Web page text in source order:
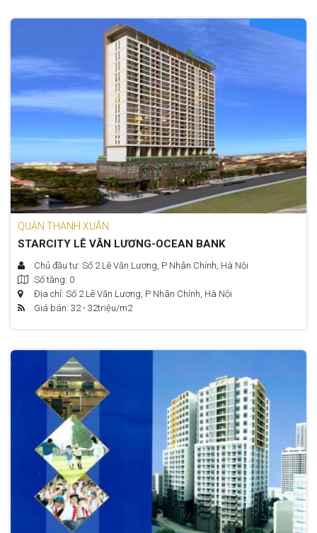
QUẬN THANH XUÂN
STARCITY LÊ VĂN LƯƠNG-OCEAN BANK
Chủ đầu tư: Số 2 Lê Văn Lương, P Nhân Chính, Hà Nội
Số tầng: 0
Địa chỉ: Số 2 Lê Văn Lương, P Nhân Chính, Hà Nội
Giá bán: 32 - 32triệu/m2